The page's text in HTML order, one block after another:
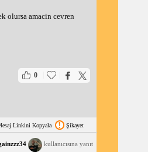
olursa amacin cevren
0
Linkini Kopyala Şikayet
kullanıcısına yanıt